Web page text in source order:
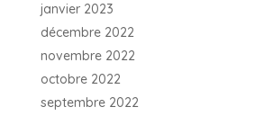
janvier 2023
décembre 2022
novembre 2022
octobre 2022
septembre 2022